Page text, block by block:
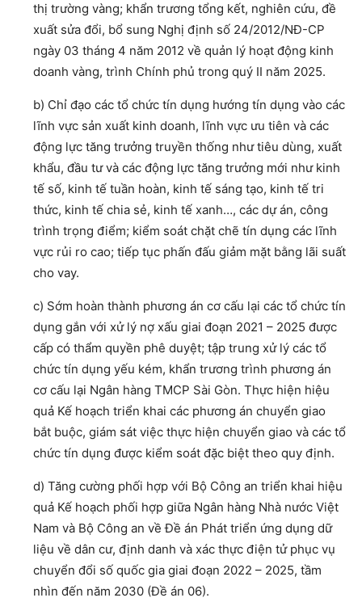
thị trường vàng; khẩn trương tổng kết, nghiên cứu, đề
xuất sửa đổi, bổ sung Nghị định số 24/2012/NĐ-CP
ngày 03 tháng 4 năm 2012 về quản lý hoạt động kinh
doanh vàng, trình Chính phủ trong quý II năm 2025.
b) Chỉ đạo các tổ chức tín dụng hướng tín dụng vào các
lĩnh vực sản xuất kinh doanh, lĩnh vực ưu tiên và các
động lực tăng trưởng truyền thống như tiêu dùng, xuất
khẩu, đầu tư và các động lực tăng trưởng mới như kinh
tế số, kinh tế tuần hoàn, kinh tế sáng tạo, kinh tế tri
thức, kinh tế chia sẻ, kinh tế xanh…, các dự án, công
trình trọng điểm; kiểm soát chặt chẽ tín dụng các lĩnh
vực rủi ro cao; tiếp tục phấn đấu giảm mặt bằng lãi suất
cho vay.
c) Sớm hoàn thành phương án cơ cấu lại các tổ chức tín
dụng gắn với xử lý nợ xấu giai đoạn 2021 – 2025 được
cấp có thẩm quyền phê duyệt; tập trung xử lý các tổ
chức tín dụng yếu kém, khẩn trương trình phương án
cơ cấu lại Ngân hàng TMCP Sài Gòn. Thực hiện hiệu
quả Kế hoạch triển khai các phương án chuyển giao
bắt buộc, giám sát việc thực hiện chuyển giao và các tổ
chức tín dụng được kiểm soát đặc biệt theo quy định.
d) Tăng cường phối hợp với Bộ Công an triển khai hiệu
quả Kế hoạch phối hợp giữa Ngân hàng Nhà nước Việt
Nam và Bộ Công an về Đề án Phát triển ứng dụng dữ
liệu về dân cư, định danh và xác thực điện tử phục vụ
chuyển đổi số quốc gia giai đoạn 2022 – 2025, tầm
nhìn đến năm 2030 (Đề án 06).